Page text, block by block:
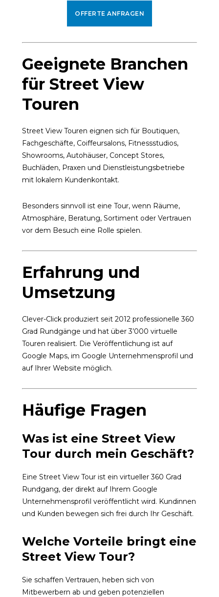
OFFERTE ANFRAGEN
Geeignete Branchen
für Street View
Touren
Street View Touren eignen sich für Boutiquen,
Fachgeschäfte, Coiffeursalons, Fitnessstudios,
Showrooms, Autohäuser, Concept Stores,
Buchläden, Praxen und Dienstleistungsbetriebe
mit lokalem Kundenkontakt.
Besonders sinnvoll ist eine Tour, wenn Räume,
Atmosphäre, Beratung, Sortiment oder Vertrauen
vor dem Besuch eine Rolle spielen.
Erfahrung und
Umsetzung
Clever-Click produziert seit 2012 professionelle 360
Grad Rundgänge und hat über 3’000 virtuelle
Touren realisiert. Die Veröffentlichung ist auf
Google Maps, im Google Unternehmensprofil und
auf Ihrer Website möglich.
Häufige Fragen
Was ist eine Street View
Tour durch mein Geschäft?
Eine Street View Tour ist ein virtueller 360 Grad
Rundgang, der direkt auf Ihrem Google
Unternehmensprofil veröffentlicht wird. Kundinnen
und Kunden bewegen sich frei durch Ihr Geschäft.
Welche Vorteile bringt eine
Street View Tour?
Sie schaffen Vertrauen, heben sich von
Mitbewerbern ab und geben potenziellen